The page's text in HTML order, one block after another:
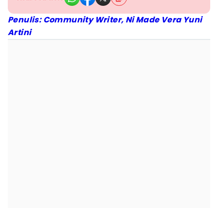
Penulis: Community Writer, Ni Made Vera Yuni
Artini